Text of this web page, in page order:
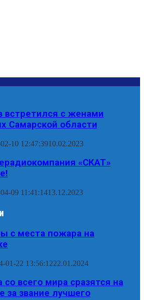
встретился с женами
Самарской области
10 12:47:3910.02.2023
«СКАТ»
09 11:41:1413.12.2023
с места пожара на
01-22 13:56:1222.01.2024
всего мира сразятся на
за звание лучшего